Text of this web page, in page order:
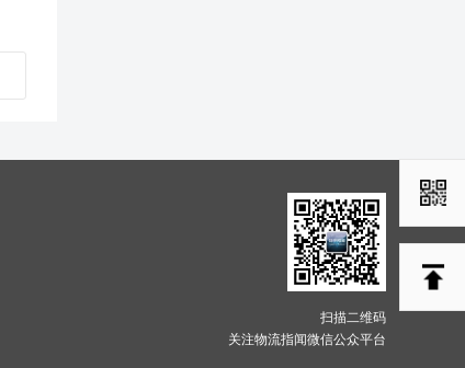
扫描二维码
关注物流指闻微信公众平台